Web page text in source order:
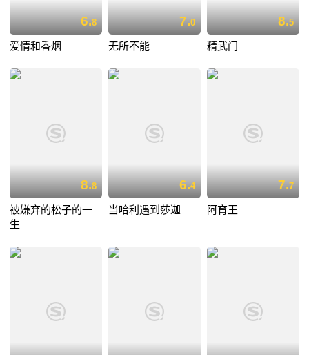
6.8
爱情和香烟
7.0
无所不能
8.5
精武门
8.8
被嫌弃的松子的一
生
6.4
当哈利遇到莎迦
7.7
阿育王